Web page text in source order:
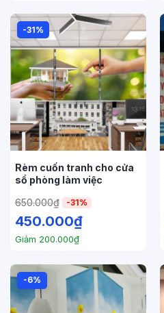
-31%
Rèm cuốn tranh cho cửa
sổ phòng làm việc
650.000₫ -31%
450.000₫
Giảm 200.000₫
-6%